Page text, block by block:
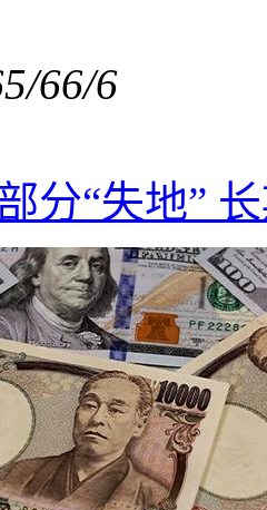
5/66/6
分“失地”